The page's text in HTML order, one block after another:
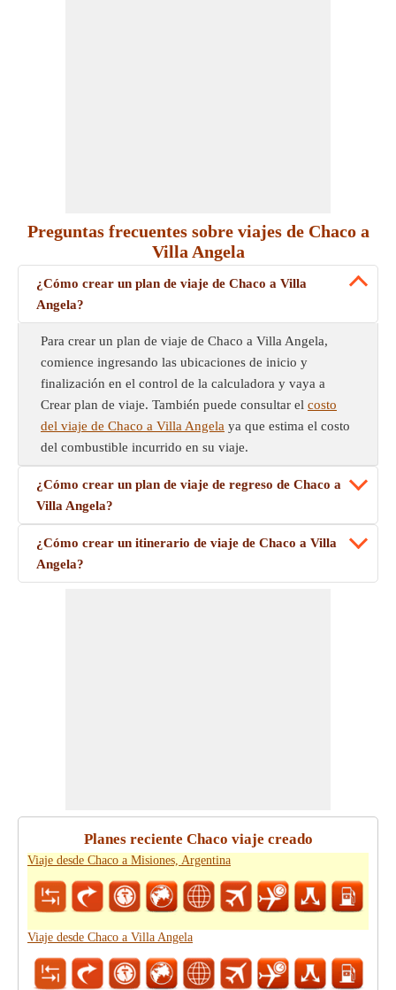
Preguntas frecuentes sobre viajes de Chaco a
Villa Angela
¿Cómo crear un plan de viaje de Chaco a Villa
Angela?
Para crear un plan de viaje de Chaco a Villa Angela,
comience ingresando las ubicaciones de inicio y
finalización en el control de la calculadora y vaya a
Crear plan de viaje. También puede consultar el costo
del viaje de Chaco a Villa Angela ya que estima el costo
del combustible incurrido en su viaje.
¿Cómo crear un plan de viaje de regreso de Chaco a
Villa Angela?
¿Cómo crear un itinerario de viaje de Chaco a Villa
Angela?
Planes reciente Chaco viaje creado
Viaje desde Chaco a Misiones, Argentina
Viaje desde Chaco a Villa Angela